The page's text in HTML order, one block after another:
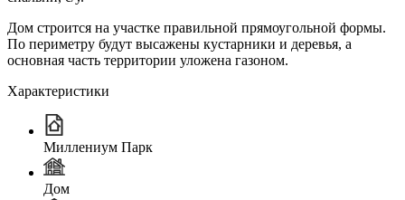
Дом строится на участке правильной прямоугольной формы.
По периметру будут высажены кустарники и деревья, а
основная часть территории уложена газоном.
Характеристики
Миллениум Парк
Дом